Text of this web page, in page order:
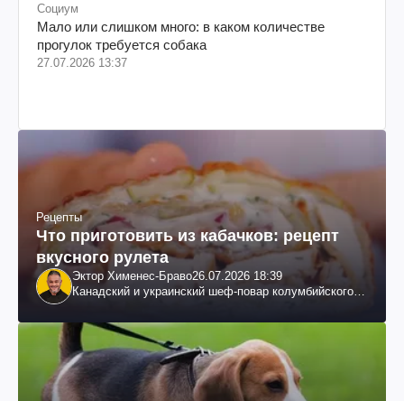
Социум
Мало или слишком много: в каком количестве
прогулок требуется собака
27.07.2026 13:37
Рецепты
Что приготовить из кабачков: рецепт
вкусного рулета
Эктор Хименес-Браво26.07.2026 18:39
Канадский и украинский шеф-повар колумбийского